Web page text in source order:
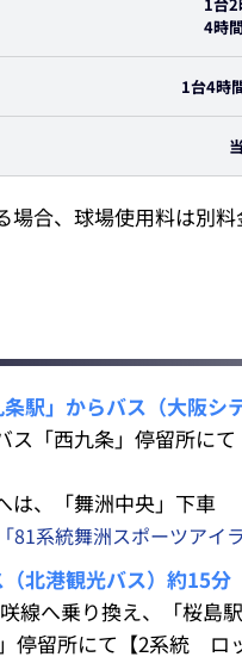
4時
1台4時
合、球場使用料は別
駅」からバス（大阪シ
「西九条」停留所に
、「舞洲中央」下車
81系統舞洲スポーツアイ
北港観光バス）約15分
線へ乗り換え、「桜島
停留所にて【2系統 ロ